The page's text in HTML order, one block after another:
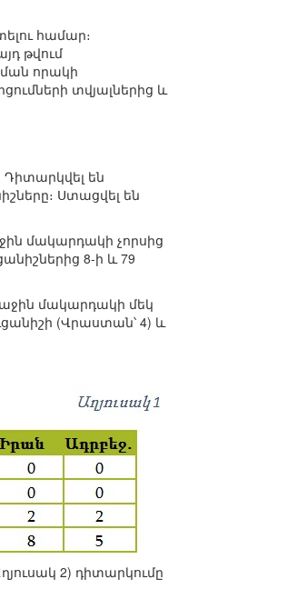
համար։
թվում
որակի
տվյալներից և
Դիտարկվել են
Ստացվել են
մակարդակի չորսից
8-ի և 79
մակարդակի մեկ
(Վրաստան՝ 4) և
2) դիտարկումը